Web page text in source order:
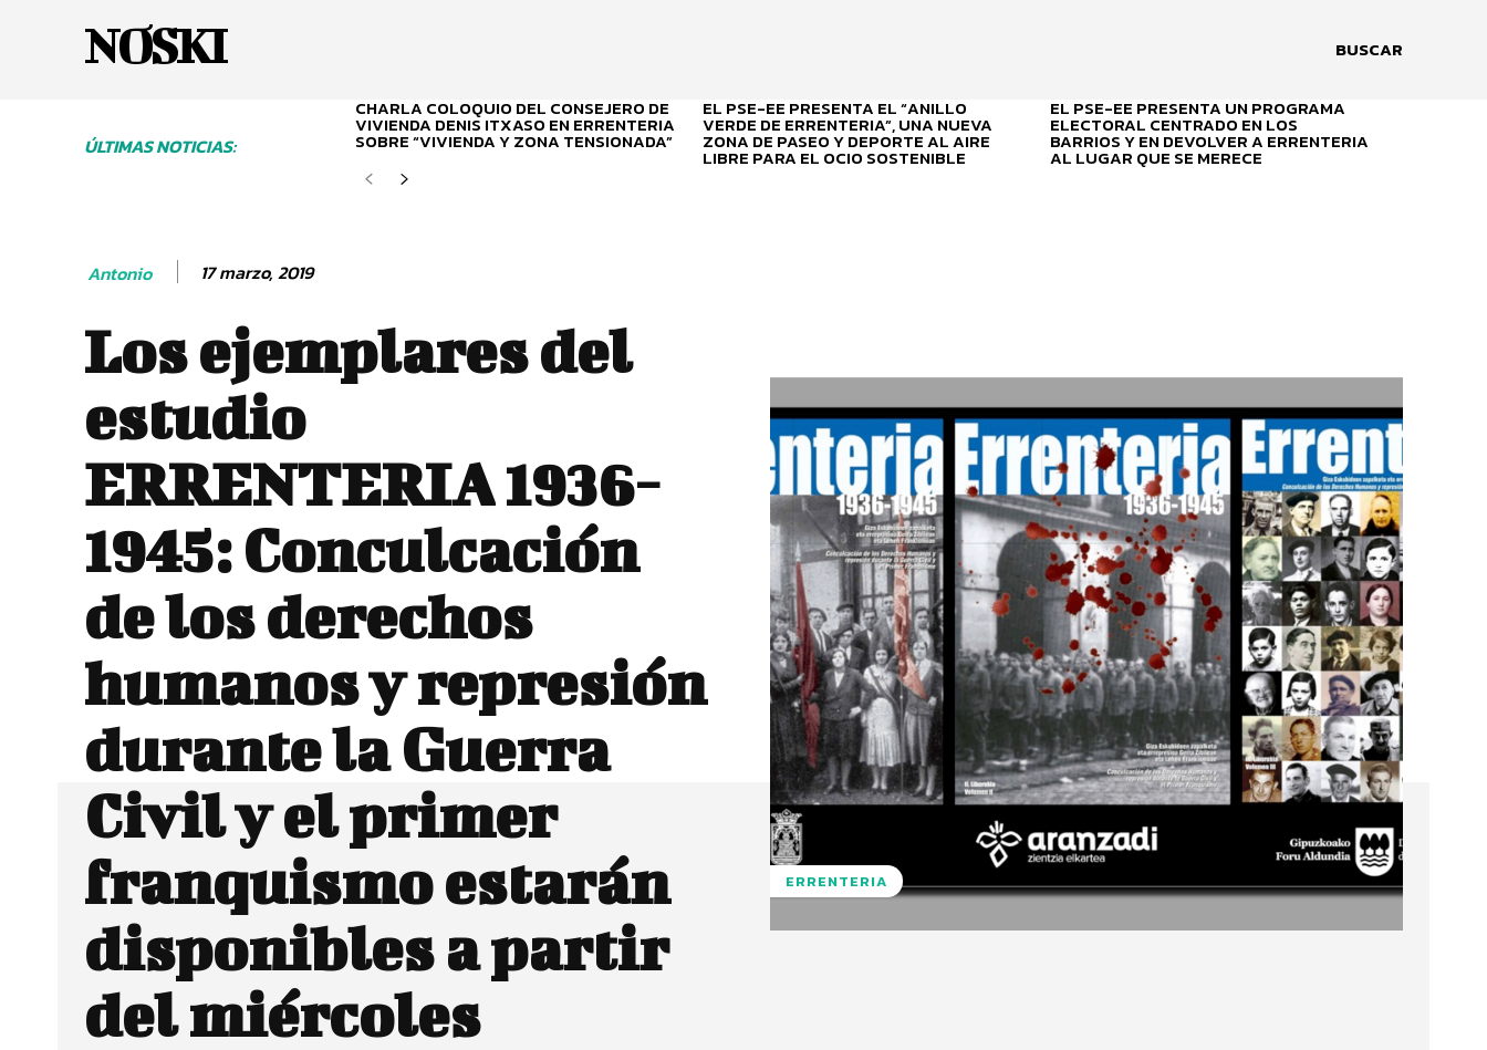
NOSKI BUSCAR
ÚLTIMAS NOTICIAS:
CHARLA COLOQUIO DEL CONSEJERO DE
VIVIENDA DENIS ITXASO EN ERRENTERIA
SOBRE “VIVIENDA Y ZONA TENSIONADA”
EL PSE-EE PRESENTA EL “ANILLO
VERDE DE ERRENTERIA”, UNA NUEVA
ZONA DE PASEO Y DEPORTE AL AIRE
LIBRE PARA EL OCIO SOSTENIBLE
EL PSE-EE PRESENTA UN PROGRAMA
ELECTORAL CENTRADO EN LOS
BARRIOS Y EN DEVOLVER A ERRENTERIA
AL LUGAR QUE SE MERECE
Antonio 17 marzo, 2019
Los ejemplares del
estudio
ERRENTERIA 1936-
1945: Conculcación
de los derechos
humanos y represión
durante la Guerra
Civil y el primer
franquismo estarán
disponibles a partir
del miércoles
ERRENTERIA